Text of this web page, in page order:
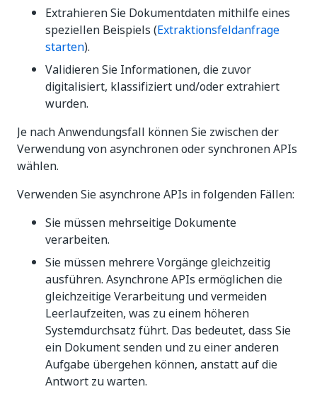
Extrahieren Sie Dokumentdaten mithilfe eines
speziellen Beispiels (Extraktionsfeldanfrage
starten).
Validieren Sie Informationen, die zuvor
digitalisiert, klassifiziert und/oder extrahiert
wurden.
Je nach Anwendungsfall können Sie zwischen der
Verwendung von asynchronen oder synchronen APIs
wählen.
Verwenden Sie asynchrone APIs in folgenden Fällen:
Sie müssen mehrseitige Dokumente
verarbeiten.
Sie müssen mehrere Vorgänge gleichzeitig
ausführen. Asynchrone APIs ermöglichen die
gleichzeitige Verarbeitung und vermeiden
Leerlaufzeiten, was zu einem höheren
Systemdurchsatz führt. Das bedeutet, dass Sie
ein Dokument senden und zu einer anderen
Aufgabe übergehen können, anstatt auf die
Antwort zu warten.